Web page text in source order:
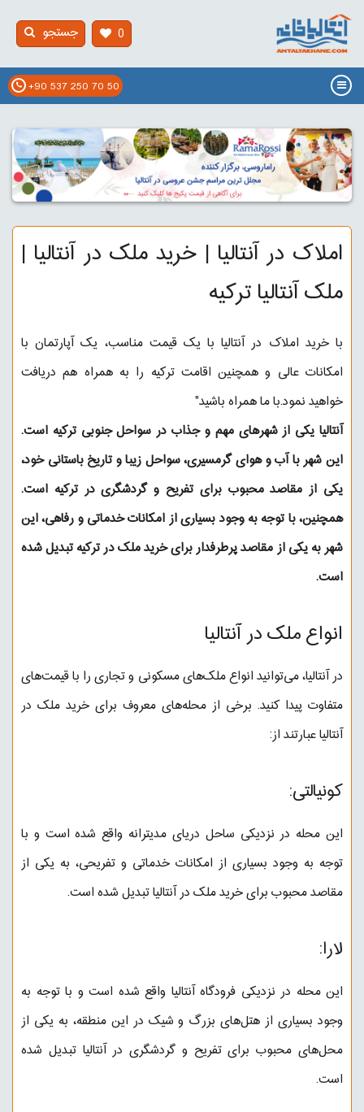
0
+90 537 250 70 50
جستجو
املاک در آنتالیا | خرید ملک در آنتالیا |
ملک آنتالیا ترکیه
با خرید املاک در آنتالیا با یک قیمت مناسب، یک آپارتمان با
امکانات عالی و همچنین اقامت ترکیه را به همراه هم دریافت
خواهید نمود.با ما همراه باشید"
آنتالیا یکی از شهرهای مهم و جذاب در سواحل جنوبی ترکیه است.
این شهر با آب و هوای گرمسیری، سواحل زیبا و تاریخ باستانی خود،
یکی از مقاصد محبوب برای تفریح و گردشگری در ترکیه است.
همچنین، با توجه به وجود بسیاری از امکانات خدماتی و رفاهی، این
شهر به یکی از مقاصد پرطرفدار برای خرید ملک در ترکیه تبدیل شده
است.
انواع ملک در آنتالیا
در آنتالیا، می‌توانید انواع ملک‌های مسکونی و تجاری را با قیمت‌های
متفاوت پیدا کنید. برخی از محله‌های معروف برای خرید ملک در
آنتالیا عبارتند از:
کونیالتی:
این محله در نزدیکی ساحل دریای مدیترانه واقع شده است و با
توجه به وجود بسیاری از امکانات خدماتی و تفریحی، به یکی از
مقاصد محبوب برای خرید ملک در آنتالیا تبدیل شده است.
لارا:
این محله در نزدیکی فرودگاه آنتالیا واقع شده است و با توجه به
وجود بسیاری از هتل‌های بزرگ و شیک در این منطقه، به یکی از
محل‌های محبوب برای تفریح و گردشگری در آنتالیا تبدیل شده
است.